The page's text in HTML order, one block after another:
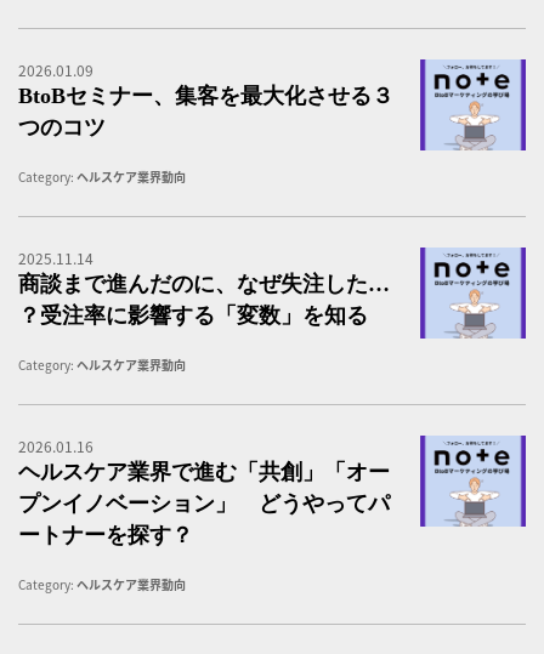
2026.01.09
BtoBセミナー、集客を最大化させる３
つのコツ
Category: ヘルスケア業界動向
2025.11.14
商談まで進んだのに、なぜ失注した…
？受注率に影響する「変数」を知る
Category: ヘルスケア業界動向
2026.01.16
ヘルスケア業界で進む「共創」「オー
プンイノベーション」 どうやってパ
ートナーを探す？
Category: ヘルスケア業界動向